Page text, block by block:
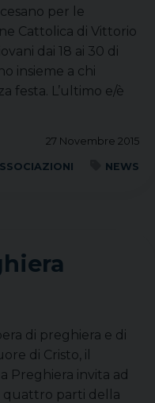
per le
Cattolica di Vittorio
dai 18 ai 30 di
insieme a chi
festa. L’ultimo e/è
27 Novembre 2015
NEWS
di preghiera e di
di Cristo, il
Preghiera invita ad
quattro parti della